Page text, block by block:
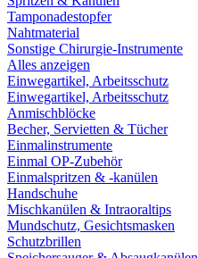
Tamponadestopfer
Nahtmaterial
Sonstige Chirurgie-Instrumente
Alles anzeigen
Einwegartikel, Arbeitsschutz
Einwegartikel, Arbeitsschutz
Anmischblöcke
Becher, Servietten & Tücher
Einmalinstrumente
Einmal OP-Zubehör
Einmalspritzen & -kanülen
Handschuhe
Mischkanülen & Intraoraltips
Mundschutz, Gesichtsmasken
Schutzbrillen